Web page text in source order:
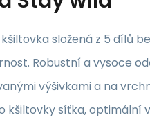
složená z 5 dílů
Robustní a vysoce
výšivkami a na
kšiltovky síťka, optimální